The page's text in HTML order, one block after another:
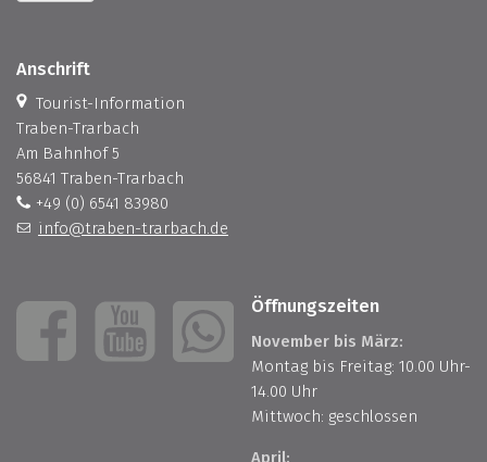
Anschrift
Tourist-Information
Traben-Trarbach
Am Bahnhof 5
56841 Traben-Trarbach
+49 (0) 6541 83980
info@traben-trarbach.de
Öffnungszeiten
November bis März:
Montag bis Freitag: 10.00 Uhr-
14.00 Uhr
Mittwoch: geschlossen
April: